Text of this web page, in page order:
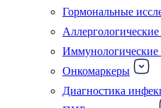
Гормональные
Иммунологические
Онкомаркеры
Диагностика